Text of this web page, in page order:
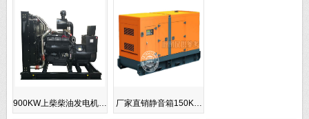
900KW上柴柴油发电机… 厂家直销静音箱150K…